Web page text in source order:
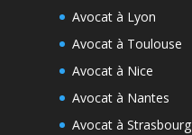
Avocat à Lyon
Avocat à Toulouse
Avocat à Nice
Avocat à Nantes
Avocat à Strasbourg